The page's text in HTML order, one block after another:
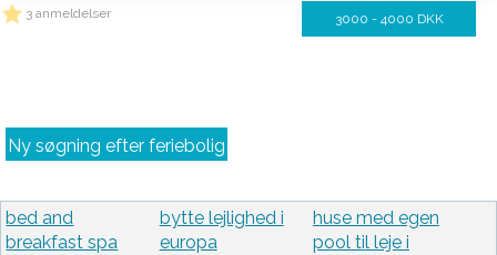
3 anmeldelser 3000 - 4000 DKK
Ny søgning efter feriebolig
bed and
breakfast spa
bytte lejlighed i
europa
huse med egen
pool til leje i